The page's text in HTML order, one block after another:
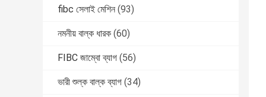
fibc সেলাই মেশিন (93)
নমনীয় বাল্ক ধারক (60)
FIBC জাম্বো ব্যাগ (56)
ভারী শুল্ক বাল্ক ব্যাগ (34)